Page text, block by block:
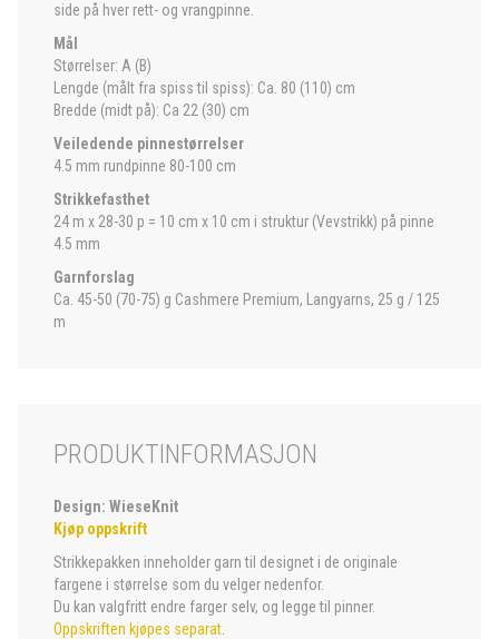
side på hver rett- og vrangpinne.
Mål
Størrelser: A (B)
Lengde (målt fra spiss til spiss): Ca. 80 (110) cm
Bredde (midt på): Ca 22 (30) cm
Veiledende pinnestørrelser
4.5 mm rundpinne 80-100 cm
Strikkefasthet
24 m x 28-30 p = 10 cm x 10 cm i struktur (Vevstrikk) på pinne
4.5 mm
Garnforslag
Ca. 45-50 (70-75) g Cashmere Premium, Langyarns, 25 g / 125
m
PRODUKTINFORMASJON
Design: WieseKnit
Kjøp oppskrift
Strikkepakken inneholder garn til designet i de originale
fargene i størrelse som du velger nedenfor.
Du kan valgfritt endre farger selv, og legge til pinner.
Oppskriften kjøpes separat